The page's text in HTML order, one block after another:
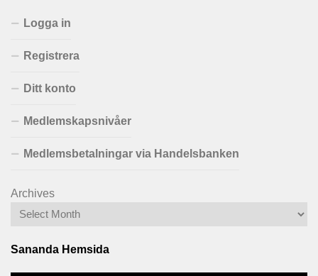
Logga in
Registrera
Ditt konto
Medlemskapsnivåer
Medlemsbetalningar via Handelsbanken
Archives
Sananda Hemsida